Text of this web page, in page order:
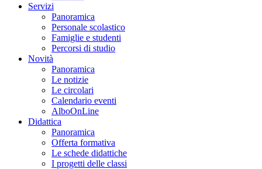
Servizi
Panoramica
Personale scolastico
Famiglie e studenti
Percorsi di studio
Novità
Panoramica
Le notizie
Le circolari
Calendario eventi
AlboOnLine
Didattica
Panoramica
Offerta formativa
Le schede didattiche
I progetti delle classi